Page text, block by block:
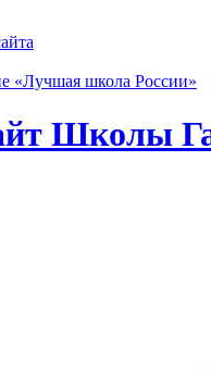
«Лучшая школа России»
Школы